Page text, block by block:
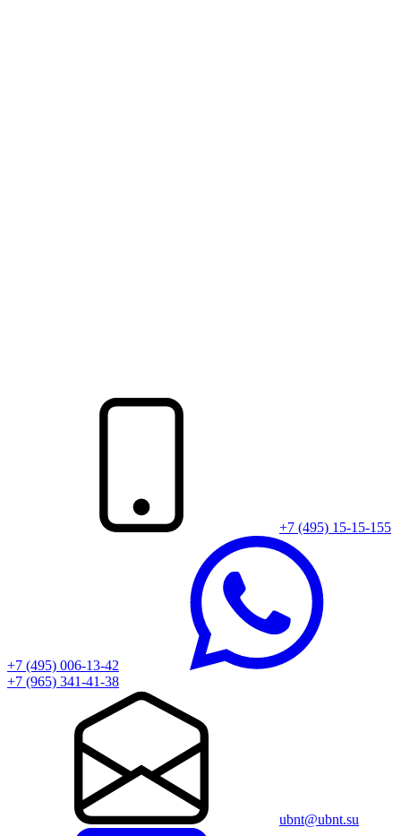
+7 (495) 15-15-155
+7 (495) 006-13-42
+7 (965) 341-41-38
ubnt@ubnt.su